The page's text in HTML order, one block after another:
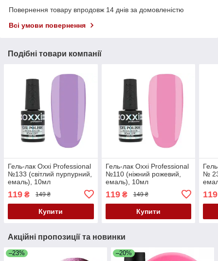
Повернення товару впродовж 14 днів за домовленістю
Всі умови повернення
Подібні товари компанії
Гель-лак Oxxi Professional
№133 (світлий пурпурний,
емаль), 10мл
119 ₴ 149 ₴
Купити
Гель-лак Oxxi Professional
№110 (ніжний рожевий,
емаль), 10мл
119₴ 149 ₴
Купити
№
119
Акційні пропозиції та новинки
–23% –20%